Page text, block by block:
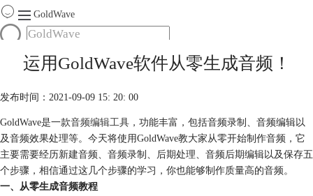
GoldWave
购买
运用GoldWave软件从零生成音频！
发布时间：2021-09-09 15: 20: 00
GoldWave是一款音频编辑工具 ，功能丰富，包括音频录制、音频编辑以
及音频效果处理等。今天将使用GoldWave教大家从零开始制作音频，它
主要需要经历新建音频、音频录制、后期处理、音频后期编辑以及保存五
个步骤，相信通过这几个步骤的学习，你也能够制作质量高的音频。
一、从零生成音频教程